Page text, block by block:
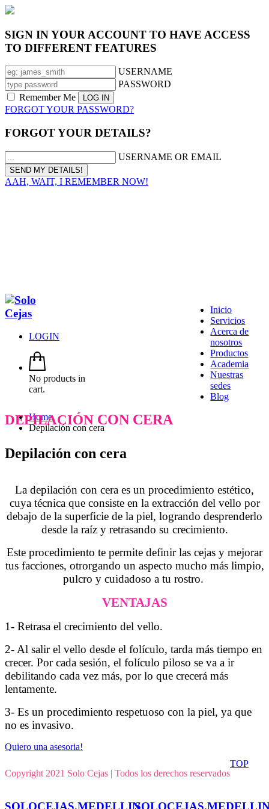
SIGN IN YOUR ACCOUNT TO HAVE ACCESS
TO DIFFERENT FEATURES
USERNAME
PASSWORD
Remember Me
FORGOT YOUR PASSWORD?
FORGOT YOUR DETAILS?
USERNAME OR EMAIL
AAH, WAIT, I REMEMBER NOW!
LOGIN
No products in
cart.
Inicio
Servicios
Acerca de
nosotros
Productos
Academia
Nuestras
sedes
Blog
Home
Depilación con cera
Depilación con cera
DEPILACIÓN CON CERA
La depilación con cera es un procedimiento estético,
cuya técnica que consiste en la extracción del vello por
debajo de la superficie de la piel, logrando desprenderlo
desde la raíz y retrasando su crecimiento.
Este procedimiento te permite definir las cejas y mejorar
tus facciones, otrorgando un aspecto mucho más limpio,
pulcro y cuidadoso a tu rostro.
VENTAJAS
1- Retrasa el crecimiento del vello.
2- Al salir el vello desde el folículo, tarda más tiempo en
crecer. Por cada sesión, el folículo piloso se va a ir
debilitando cada vez más, por lo que crecerá más
lentamente.
3- Es un procedimiento respetuoso con la piel, ya que
no es invasivo.
Quiero una asesoria!
Copyright 2021 Solo Cejas | Todos los derechos reservados
SOLOCEJAS.MEDELLIN
TOP